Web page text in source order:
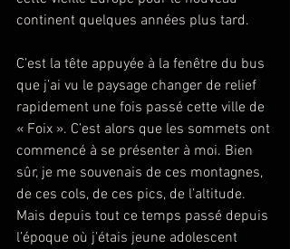
continent quelques années plus tard.
C’est la tête appuyée à la fenêtre du bus
que j’ai vu le paysage changer de relief
rapidement une fois passé cette ville de
« Foix ». C’est alors que les sommets ont
commencé à se présenter à moi. Bien
sûr, je me souvenais de ces montagnes,
de ces cols, de ces pics, de l’altitude.
Mais depuis tout ce temps passé depuis
l’époque où j’étais jeune adolescent